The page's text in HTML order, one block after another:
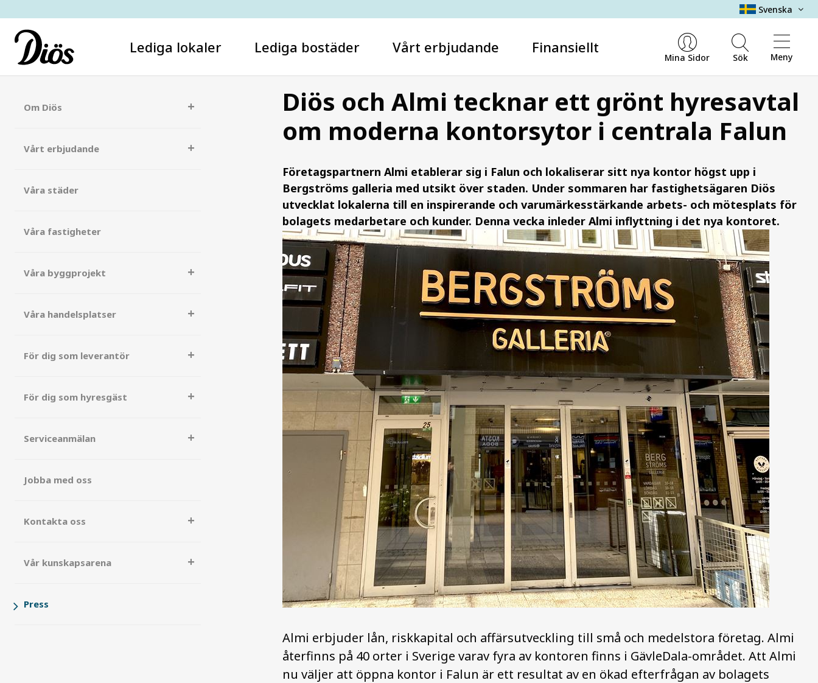
Svenska
Mina Sidor Sök Meny
Lediga lokaler Lediga bostäder Vårt erbjudande Finansiellt
Vad letar du efter?
Om Diös
Vårt erbjudande
Våra städer
Våra fastigheter
Våra byggprojekt
Våra handelsplatser
För dig som leverantör
För dig som hyresgäst
Serviceanmälan
Jobba med oss
Kontakta oss
Vår kunskapsarena
Press
Diös och Almi tecknar ett grönt hyresavtal
om moderna kontorsytor i centrala Falun
Företagspartnern Almi etablerar sig i Falun och lokaliserar sitt nya kontor högst upp i
Bergströms galleria med utsikt över staden. Under sommaren har fastighetsägaren Diös
utvecklat lokalerna till en inspirerande och varumärkesstärkande arbets- och mötesplats för
bolagets medarbetare och kunder. Denna vecka inleder Almi inflyttning i det nya kontoret.
Almi erbjuder lån, riskkapital och affärsutveckling till små och medelstora företag. Almi
återfinns på 40 orter i Sverige varav fyra av kontoren finns i GävleDala-området. Att Almi
nu väljer att öppna kontor i Falun är ett resultat av en ökad efterfrågan av bolagets